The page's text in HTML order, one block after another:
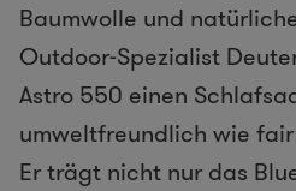
Baumwolle und
Outdoor-Spezialist
Astro 550 einen
umweltfreundlich wie
Er trägt nicht nur das